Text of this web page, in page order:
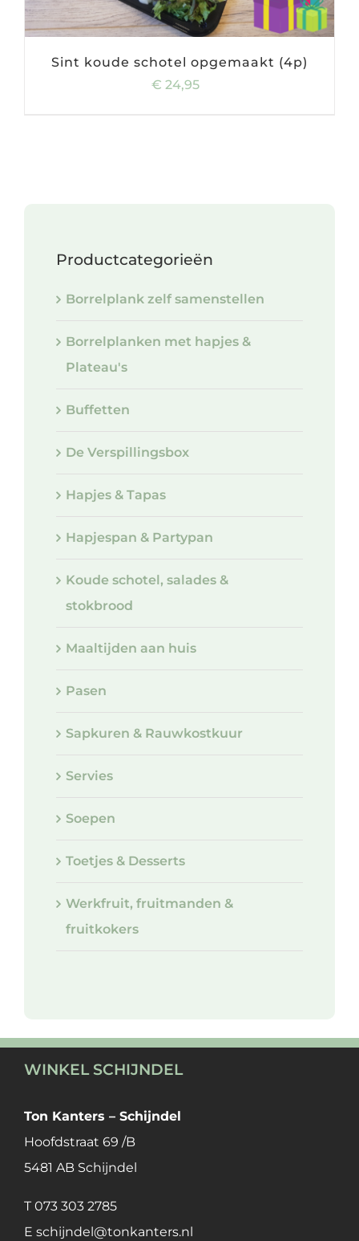
Sint koude schotel opgemaakt (4p)
€ 24,95
Productcategorieën
Borrelplank zelf samenstellen
Borrelplanken met hapjes &
Plateau's
Buffetten
De Verspillingsbox
Hapjes & Tapas
Hapjespan & Partypan
Koude schotel, salades &
stokbrood
Maaltijden aan huis
Pasen
Sapkuren & Rauwkostkuur
Servies
Soepen
Toetjes & Desserts
Werkfruit, fruitmanden &
fruitkokers
WINKEL SCHIJNDEL
Ton Kanters – Schijndel
Hoofdstraat 69 /B
5481 AB Schijndel
T 073 303 2785
E schijndel@tonkanters.nl